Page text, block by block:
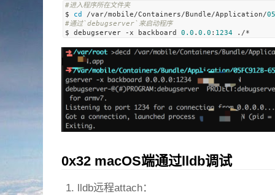
#进入程序所在文件夹
$ cd /var/mobile/Containers/Bundle/Application/05
#通过`debugserver`来启动程序
$ debugserver -x backboard 0.0 . 0.0 : 1234
0x32 macOS端通过lldb调试
lldb远程attach：